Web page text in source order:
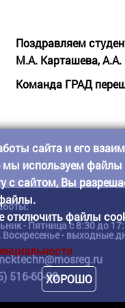
Поздравляем
М.А. Карташева,
Команда ГРАД
- Пятница с 8:30 до
Воскресенье - выходные
516-60-38
сайта и его
мы используем файлы
с сайтом, Вы
отключить файлы
ХОРОШО